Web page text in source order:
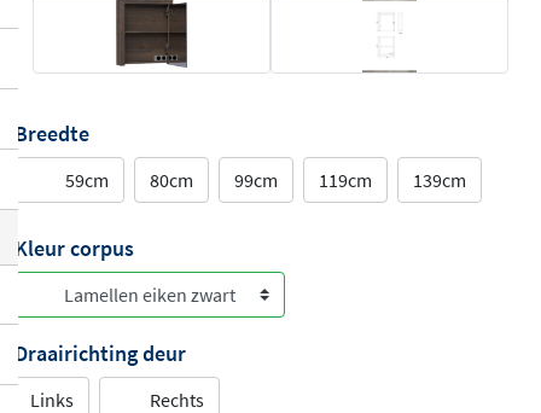
Breedte
59cm 80cm 99cm 119cm 139cm
Kleur corpus
Draairichting deur
Links Rechts